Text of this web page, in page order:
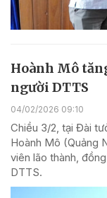
Hoành Mô
người DTTS
04/02/2026 09:10
Chiều 3/2, tại Đài
Hoành Mô (Quảng
viên lão thành,
DTTS.